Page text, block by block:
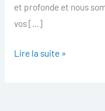
et profonde et nous
vos […]
Lire la suite »